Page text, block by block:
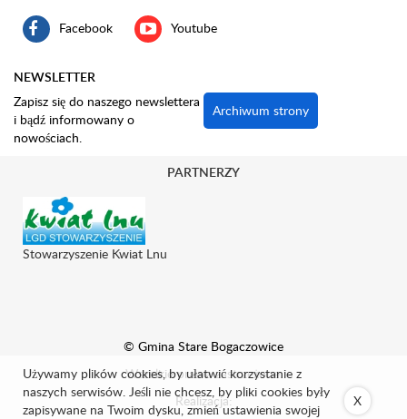
Facebook Youtube
NEWSLETTER
Zapisz się do naszego newslettera
i bądź informowany o
nowościach.
Archiwum strony
© Gmina Stare Bogaczowice
Wszelkie prawa zastrzeżone.
Realizacja:
PARTNERZY
Stowarzyszenie Kwiat Lnu
Używamy plików cookies, by ułatwić korzystanie z
naszych serwisów. Jeśli nie chcesz, by pliki cookies były
zapisywane na Twoim dysku, zmień ustawienia swojej
X